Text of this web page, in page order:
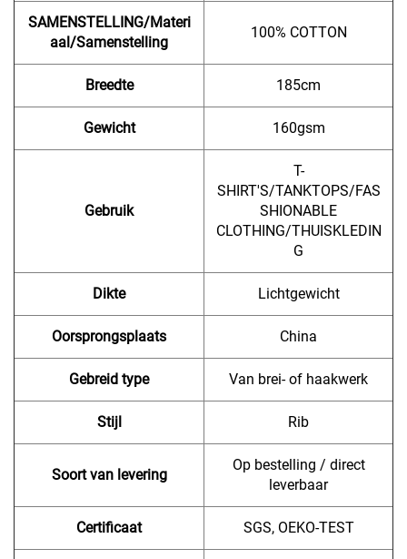
SAMENSTELLING/Materi
aal/Samenstelling
100% COTTON
Breedte 185cm
Gewicht 160gsm
Gebruik
T-
SHIRT'S/TANKTOPS/FAS
SHIONABLE
CLOTHING/THUISKLEDIN
G
Dikte Lichtgewicht
Oorsprongsplaats China
Gebreid type Van brei- of haakwerk
Stijl Rib
Soort van levering
Op bestelling / direct
leverbaar
Certificaat SGS, OEKO-TEST